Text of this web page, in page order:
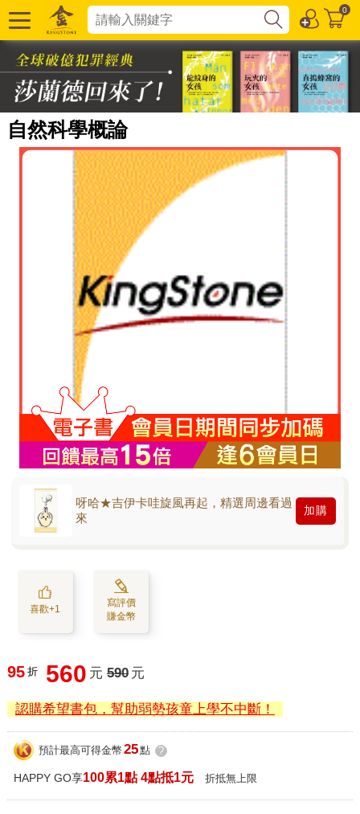
0
自然科學概論
呀哈★吉伊卡哇旋風再起，精選周邊看過
來
加購
喜歡+1
寫評價
賺金幣
95 折 560 元 590 元
認購希望書包，幫助弱勢孩童上學不中斷！
預計最高可得金幣 25點 ?
HAPPY GO享100累1點 4點抵1元 折抵無上限